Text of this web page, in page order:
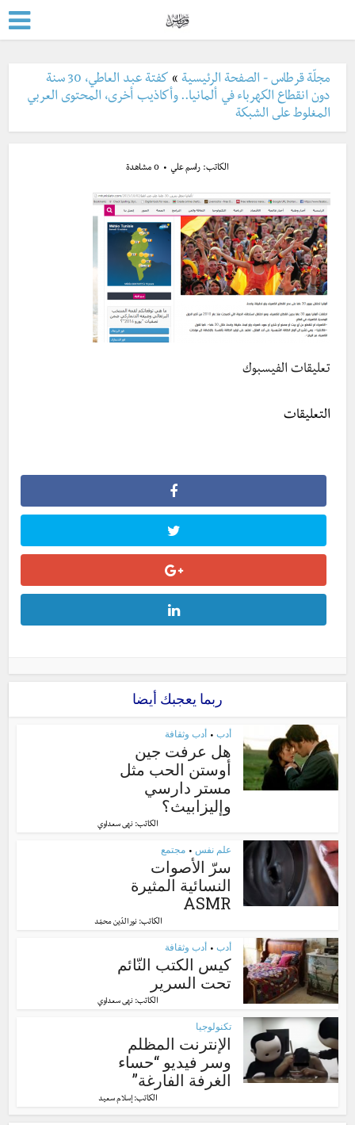
مجلّة قرطاس - الصفحة الرئيسية »
كفتة عبد العاطي، 30 سنة
دون انقطاع الكهرباء في ألمانيا.. وأكاذيب أخرى، المحتوى العربي
المغلوط على الشبكة
الكاتب: راسم علي 0 مشاهدة
تعليقات الفيسبوك
التعليقات
ربما يعجبك أيضا
أدب • أدب وثقافة
هل عرفت جين
أوستن الحب مثل
مستر دارسي
وإليزابيث؟
الكاتب: نهى سعداوي
علم نفس • مجتمع
سرّ الأصوات
النسائية المثيرة
ASMR
الكاتب:نور الدّين محمّد
أدب • أدب وثقافة
كيس الكتب النّائم
تحت السرير
الكاتب: نهى سعداوي
تكنولوجيا
الإنترنت المظلم
وسر فيديو “حساء
الغرفة الفارغة”
الكاتب: إسلام سعيد